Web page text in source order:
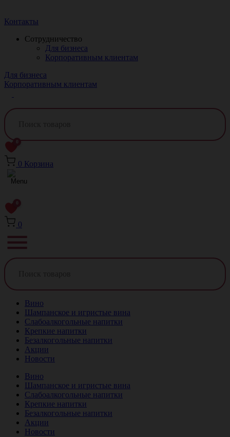
Контакты
Сотрудничество
Для бизнеса
Корпоративным клиентам
Для бизнеса
Корпоративным клиентам
0
0 Корзина
0
0
Вино
Шампанское и игристые вина
Слабоалкогольные напитки
Крепкие напитки
Безалкогольные напитки
Акции
Новости
Вино
Шампанское и игристые вина
Слабоалкогольные напитки
Крепкие напитки
Безалкогольные напитки
Акции
Новости